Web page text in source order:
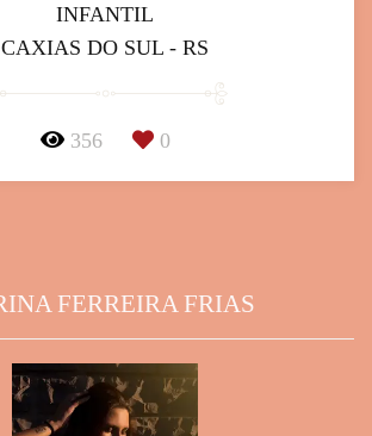
INFANTIL
CAXIAS DO SUL - RS
356 0
FERREIRA FRIAS